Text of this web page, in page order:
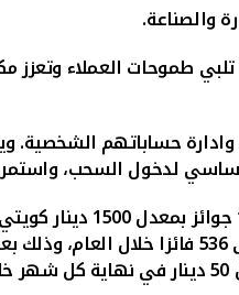
والصناعة.
طموحات العملاء وتعزز
حساباتهم الشخصية.
أساسي لدخول السحب،